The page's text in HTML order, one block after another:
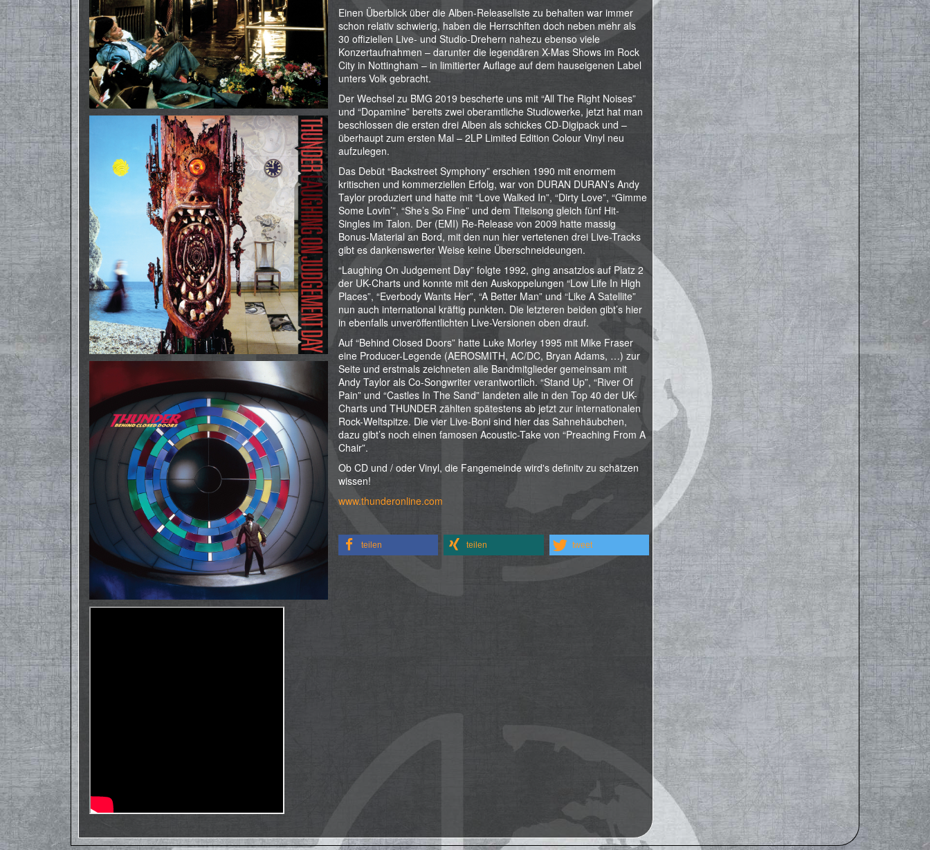
Einen Überblick über die Alben-Releaseliste zu behalten war immer
schon relativ schwierig, haben die Herrschften doch neben mehr als
30 offiziellen Live- und Studio-Drehern nahezu ebenso viele
Konzertaufnahmen – darunter die legendären X-Mas Shows im Rock
City in Nottingham – in limitierter Auflage auf dem hauseigenen Label
unters Volk gebracht.
Der Wechsel zu BMG 2019 bescherte uns mit “All The Right Noises”
und “Dopamine” bereits zwei oberamtliche Studiowerke, jetzt hat man
beschlossen die ersten drei Alben als schickes CD-Digipack und –
überhaupt zum ersten Mal – 2LP Limited Edition Colour Vinyl neu
aufzulegen.
Das Debüt “Backstreet Symphony” erschien 1990 mit enormem
kritischen und kommerziellen Erfolg, war von DURAN DURAN’s Andy
Taylor produziert und hatte mit “Love Walked In”, “Dirty Love”, “Gimme
Some Lovin’”, “She’s So Fine” und dem Titelsong gleich fünf Hit-
Singles im Talon. Der (EMI) Re-Release von 2009 hatte massig
Bonus-Material an Bord, mit den nun hier vertetenen drei Live-Tracks
gibt es dankenswerter Weise keine Überschneideungen.
“Laughing On Judgement Day” folgte 1992, ging ansatzlos auf Platz 2
der UK-Charts und konnte mit den Auskoppelungen “Low Life In High
Places”, “Everbody Wants Her”, “A Better Man” und “Like A Satellite”
nun auch international kräftig punkten. Die letzteren beiden gibt’s hier
in ebenfalls unveröffentlichten Live-Versionen oben drauf.
Auf “Behind Closed Doors” hatte Luke Morley 1995 mit Mike Fraser
eine Producer-Legende (AEROSMITH, AC/DC, Bryan Adams, …) zur
Seite und erstmals zeichneten alle Bandmitglieder gemeinsam mit
Andy Taylor als Co-Songwriter verantwortlich. “Stand Up”, “River Of
Pain” und “Castles In The Sand” landeten alle in den Top 40 der UK-
Charts und THUNDER zählten spätestens ab jetzt zur internationalen
Rock-Weltspitze. Die vier Live-Boni sind hier das Sahnehäubchen,
dazu gibt’s noch einen famosen Acoustic-Take von “Preaching From A
Chair”.
Ob CD und / oder Vinyl, die Fangemeinde wird's definitv zu schätzen
wissen!
www.thunderonline.com
teilen teilen tweet